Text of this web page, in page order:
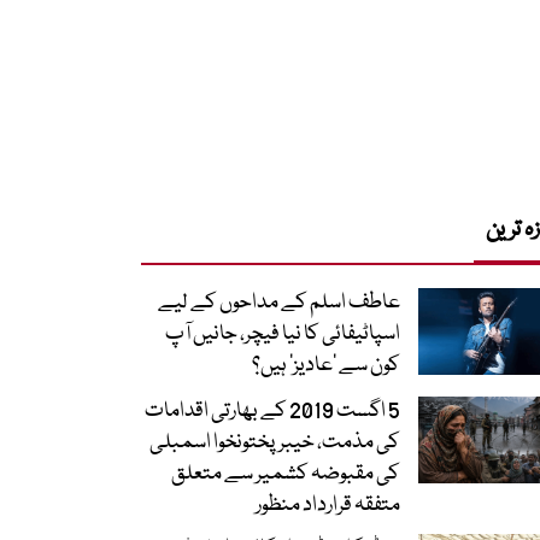
ترین
عاطف اسلم کے مداحوں کے لیے
اسپاٹیفائی کا نیا فیچر، جانیں آپ
کون سے ‘عادیز’ ہیں؟
5 اگست 2019 کے بھارتی اقدامات
کی مذمت، خیبرپختونخوا اسمبلی
کی مقبوضہ کشمیر سے متعلق
متفقہ قرارداد منظور